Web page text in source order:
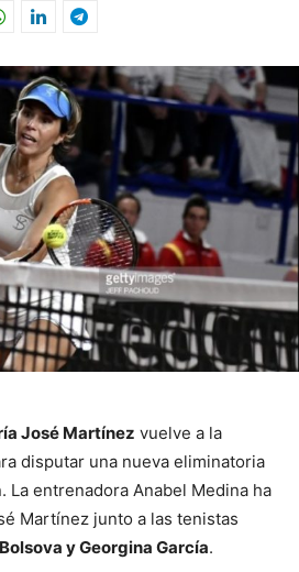
José Martínez vuelve a la
disputar una nueva eliminatoria
La entrenadora Anabel Medina ha
Martínez junto a las tenistas
y Georgina García.